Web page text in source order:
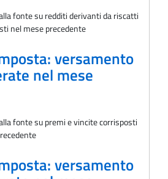
fonte su redditi derivanti da riscatti
nel mese precedente
versamento
nel mese
fonte su premi e vincite corrisposti
versamento